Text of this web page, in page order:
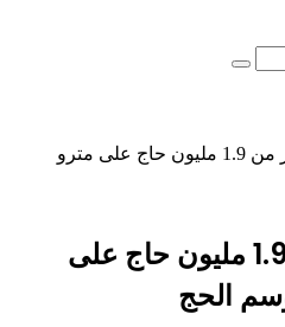
بحث
“سار” تنقل أكثر من 1.9 مليون حاج على مترو
“سار” تنقل أكثر من 1.9 مليون حاج على
الحج